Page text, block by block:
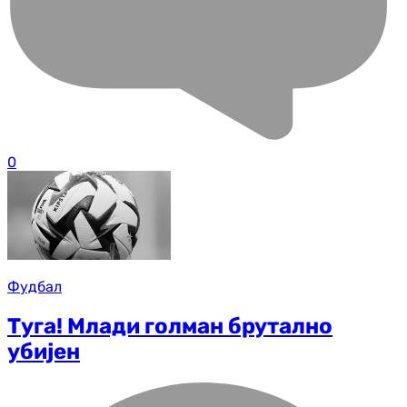
0
Фудбал
Туга! Млади голман брутално
убијен